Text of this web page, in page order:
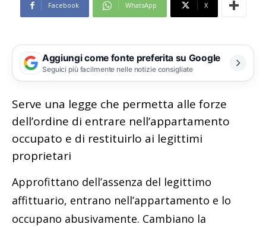
Facebook WhatsApp X
Aggiungi come fonte preferita su Google
Seguici più facilmente nelle notizie consigliate
Serve una legge che permetta alle forze
dell’ordine di entrare nell’appartamento
occupato e di restituirlo ai legittimi
proprietari
Approfittano dell’assenza del legittimo
affittuario, entrano nell’appartamento e lo
occupano abusivamente. Cambiano la